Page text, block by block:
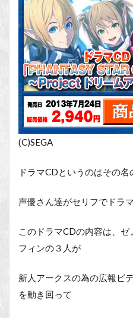
(C)SEGA
ドラマCDというのはその名
声優さん達がセリフでドラ
このドラマCDの内容は、
フィンの３人が
新人アークスの為の広報ビ
を動き回って